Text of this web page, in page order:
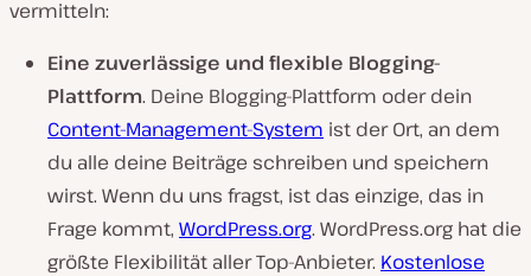
vermitteln:
Eine zuverlässige und flexible Blogging-
Plattform. Deine Blogging-Plattform oder dein
Content-Management-System ist der Ort, an dem
du alle deine Beiträge schreiben und speichern
wirst. Wenn du uns fragst, ist das einzige, das in
Frage kommt, WordPress.org. WordPress.org hat die
größte Flexibilität aller Top-Anbieter. Kostenlose